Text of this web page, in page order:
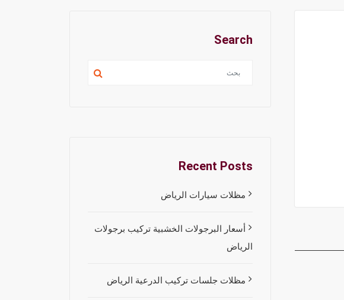
Search
Recent Posts
مظلات سيارات الرياض
أسعار البرجولات الخشبية تركيب برجولات
الرياض
مظلات جلسات تركيب الدرعية الرياض